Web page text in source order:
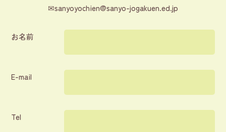
✉sanyoyochien@sanyo-jogakuen.ed.jp
お名前
E-mail
Tel